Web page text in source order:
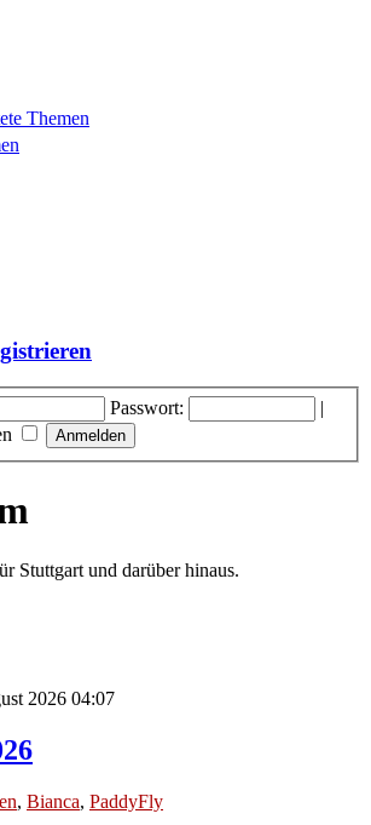
Themen
Passwort:
|
Stuttgart und darüber hinaus.
2026 04:07
, Bianca, PaddyFly